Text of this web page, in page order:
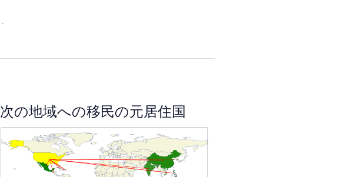
·
次の地域への移民の元居住国